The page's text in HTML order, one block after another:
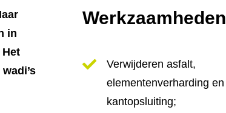
in
Werkzaamheden
Verwijderen asfalt,
elementenverharding en
kantopsluiting;